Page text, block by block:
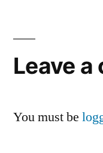
Leave
You must be